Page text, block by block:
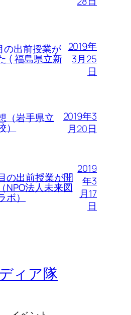
の出前授業が
( 福島県立新
2019年
3月25
日
（岩手県立
）
2019年3
月20日
の出前授業が開
NPO法人未来図
）
2019
年3
月17
日
ィア隊